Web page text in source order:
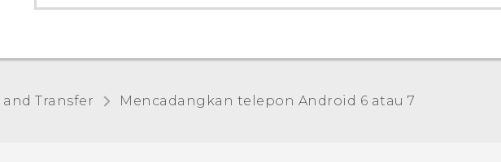
and Transfer Mencadangkan telepon Android 6 atau 7